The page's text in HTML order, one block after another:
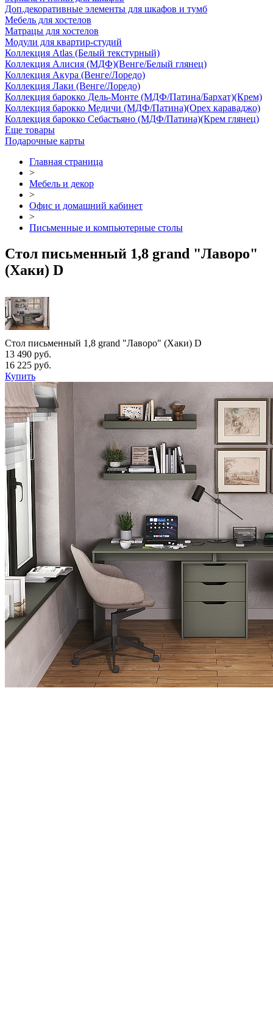
Доп.декоративные элементы для шкафов и тумб
Мебель для хостелов
Матрацы для хостелов
Модули для квартир-студий
Коллекция Atlas (Белый текстурный)
Коллекция Алисия (МДФ)(Венге/Белый глянец)
Коллекция Акура (Венге/Лоредо)
Коллекция Лаки (Венге/Лоредо)
Коллекция барокко Дель-Монте (МДФ/Патина/Бархат)(Крем)
Коллекция барокко Медичи (МДФ/Патина)(Орех караваджо)
Коллекция барокко Себастьяно (МДФ/Патина)(Крем глянец)
Еще товары
Подарочные карты
Главная страница
>
Мебель и декор
>
Офис и домашний кабинет
>
Письменные и компьютерные столы
Стол письменный 1,8 grand "Лаворо"
(Хаки) D
Стол письменный 1,8 grand "Лаворо" (Хаки) D
13 490 руб.
16 225 руб.
Купить